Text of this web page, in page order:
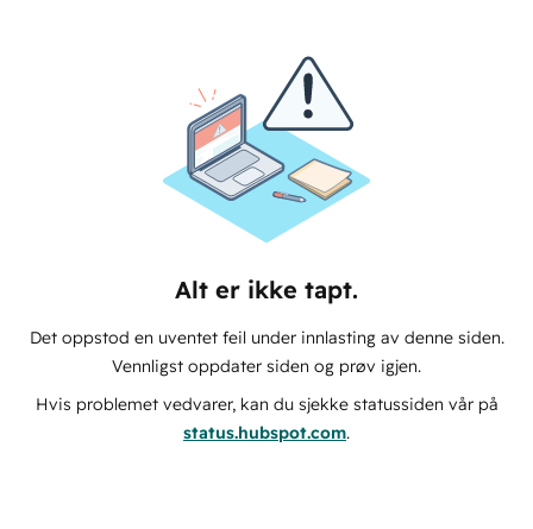
Alt er ikke tapt.
Det oppstod en uventet feil under innlasting av denne siden.
Vennligst oppdater siden og prøv igjen.
Hvis problemet vedvarer, kan du sjekke statussiden vår på
status.hubspot.com.